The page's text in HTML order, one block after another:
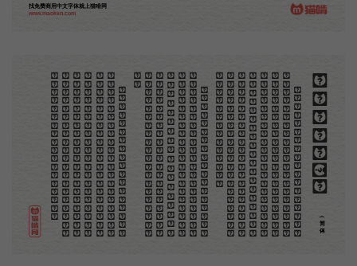
找免费商用中文字体就上猫啃网
www.maoken.com
木刻创作法·序
地
不
问
东
西
，
凡
木
刻
的
图
版
，
向
来
是
画
管
画，
刻
管
刻
，
印
管
印
的
。
中
国
用
得
最
早
，
而
照
例也
久
经
衰
退
；
清
光
绪
中
，
英
人
傅
兰
雅
氏
编
印
《格
致
汇
编
》
，
插
图
就
已
非
中
国
刻
工
所
能
刻
，
精细
的
必
需
由
英
国
运
了
图
版
来
。
那
就
是
所
谓
「木
口
木
刻
」
，
也
即
「
复
制
木
刻
」
，
和
用
在
编
给印
度
人
读
的
英
文
书
，
后
来
也
就
移
给
中
国
人
读
的英
文
书
上
的
插
画
，
是
同
类
的
。
那
时
我
还
是
一
个
儿
童
，
见
了
这
些
图
，
便
震
惊于
它
的
精
工
活
泼
，
当
作
宝
贝
看
。
到
近
几
年
，
才知
道
西
洋
还
有
一
种
由
画
家
一
手
造
成
的
版
画
，
也就
是
原
画
，
倘
用
木
版
，
便
叫
作
「
创
作
木
刻」
，
是
艺
术
家
直
接
的
创
作
品
，
毫
不
假
手
于
刻
者和
印
者
的
。
现
在
我
们
所
要
绍
介
的
，
便
是
这
一
种
。
但
是
至
今
没
有
一
本
讲
说
木
刻
的
书
，
这
才
是
第一
本
。
虽
然
稍
简
略
，
却
已
经
给
了
读
者
一
个
大
意。
由
此
发
展
下
去
，
路
是
广
大
得
很
。
题
材
会
丰
富起
来
的
，
技
艺
也
会
精
炼
起
来
的
，
采
取
新
法
，
加以
中
国
旧
日
之
所
长
，
还
有
开
出
一
条
新
的
路
径
来的
希
望
。
那
时
作
者
各
将
自
己
的
本
领
和
心
得
，
贡献
出
来
，
中
国
的
木
刻
界
就
会
发
生
光
焰
。
(简体)